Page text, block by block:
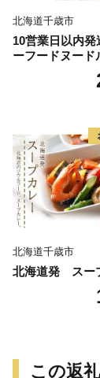
北海道千歳市
10営業日以内
ーフードヌード
北海道千歳市
北海道発 スー
この返